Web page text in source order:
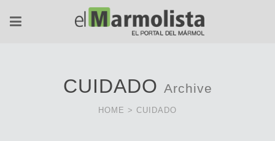
CUIDADO Archive
HOME > CUIDADO